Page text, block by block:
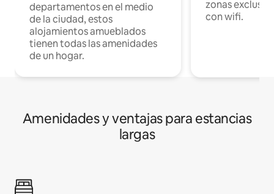
departamentos en el medio
de la ciudad, estos
alojamientos amueblados
tienen todas las amenidades
de un hogar.
zonas
con wifi.
Amenidades y ventajas para estancias
largas